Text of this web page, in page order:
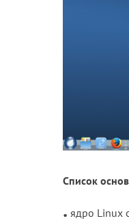
Список
ядро Linux